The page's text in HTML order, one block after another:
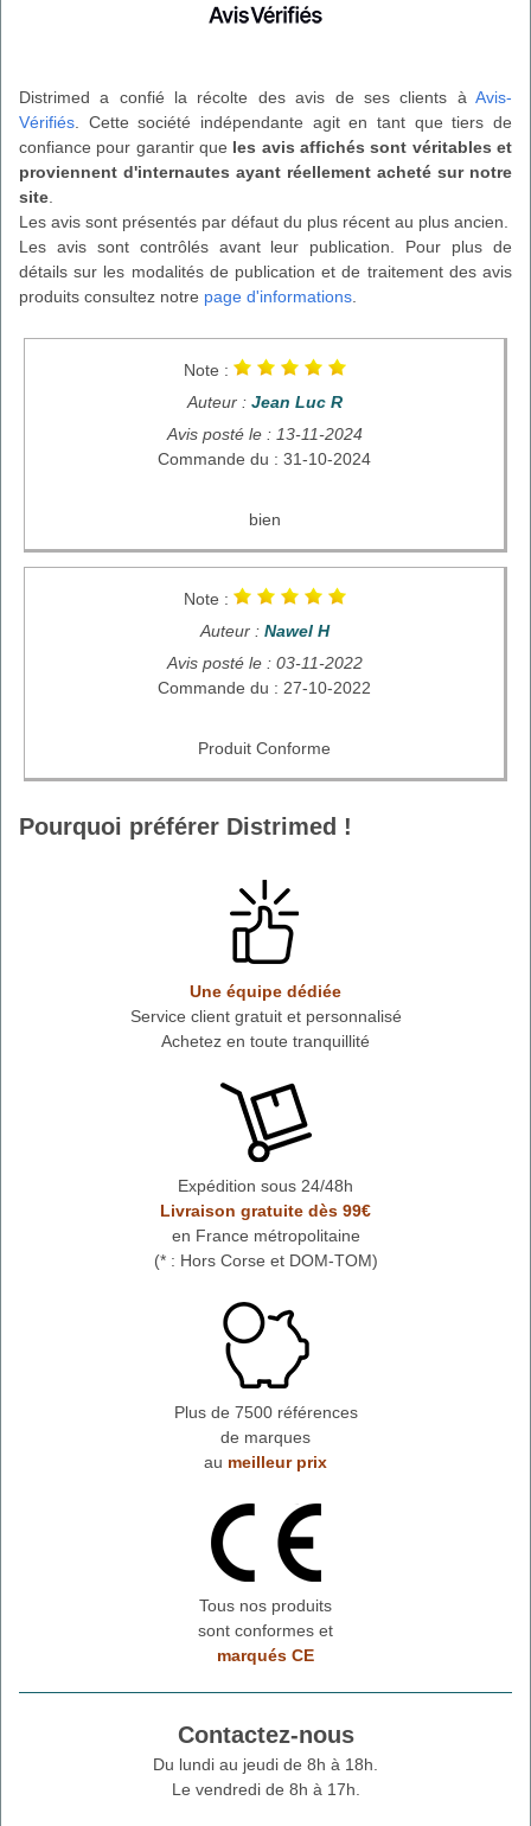
Distrimed a confié la récolte des avis de ses clients à Avis-
Vérifiés. Cette société indépendante agit en tant que tiers de
confiance pour garantir que les avis affichés sont véritables et
proviennent d'internautes ayant réellement acheté sur notre
site.
Les avis sont présentés par défaut du plus récent au plus ancien.
Les avis sont contrôlés avant leur publication. Pour plus de
détails sur les modalités de publication et de traitement des avis
produits consultez notre page d'informations.
Note :
Auteur : Jean Luc R
Avis posté le : 13-11-2024
Commande du : 31-10-2024
bien
Note :
Auteur : Nawel H
Avis posté le : 03-11-2022
Commande du : 27-10-2022
Produit Conforme
Pourquoi préférer Distrimed !
Une équipe dédiée
Service client gratuit et personnalisé
Achetez en toute tranquillité
Expédition sous 24/48h
Livraison gratuite dès 99€
en France métropolitaine
(* : Hors Corse et DOM-TOM)
Plus de 7500 références
de marques
au meilleur prix
Tous nos produits
sont conformes et
marqués CE
Contactez-nous
Du lundi au jeudi de 8h à 18h.
Le vendredi de 8h à 17h.